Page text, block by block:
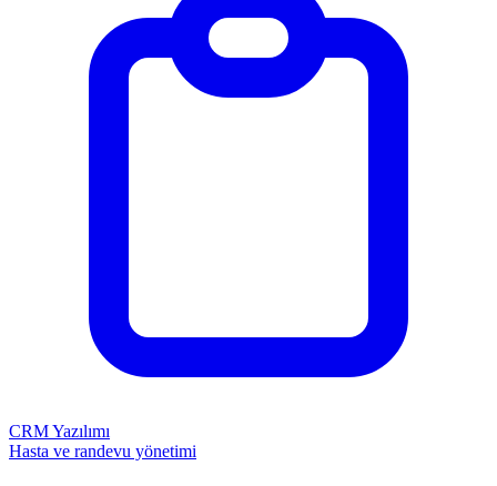
CRM Yazılımı
Hasta ve randevu yönetimi